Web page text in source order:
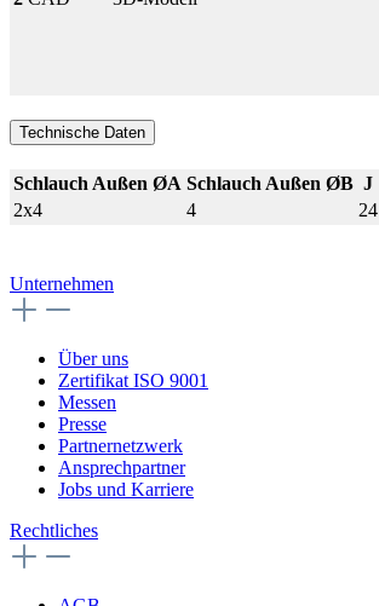
Technische Daten
Schlauch Außen ØA Schlauch Außen ØB J
2x4
4 24
Unternehmen
Über uns
Zertifikat ISO 9001
Messen
Presse
Partnernetzwerk
Ansprechpartner
Jobs und Karriere
Rechtliches